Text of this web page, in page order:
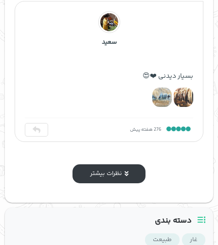
سعید
بسیار دیدنی ❤️😍
276 هفته پیش
نظرات بیشتر
دسته بندی
غار طبیعت